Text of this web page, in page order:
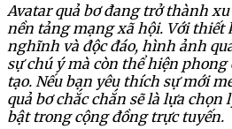
Avatar quả bơ đang trở thành
nền tảng mạng xã hội. Với thiết
nghĩnh và độc đáo, hình ảnh
sự chú ý mà còn thể hiện phong
tạo. Nếu bạn yêu thích sự mới
quả bơ chắc chắn sẽ là lựa
bật trong cộng đồng trực tuyến.